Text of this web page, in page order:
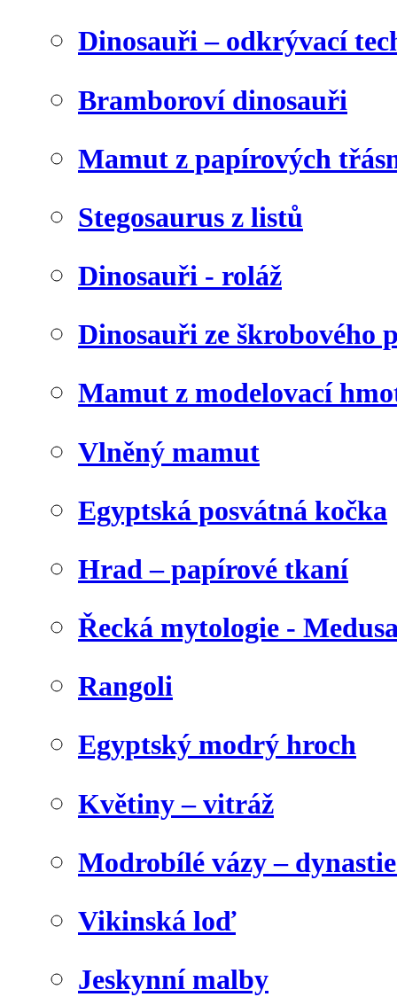
Dinosauři – odkrývací
Bramboroví dinosauři
Mamut z papírových
Stegosaurus z listů
Dinosauři - roláž
Dinosauři ze škrobového
Mamut z modelovací
Vlněný mamut
Egyptská posvátná kočka
Hrad – papírové tkaní
Řecká mytologie -
Rangoli
Egyptský modrý hroch
Květiny – vitráž
Modrobílé vázy –
Vikinská loď
Jeskynní malby